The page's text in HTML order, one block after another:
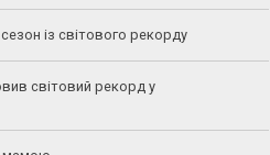
із світового рекорду
світовий рекорд у